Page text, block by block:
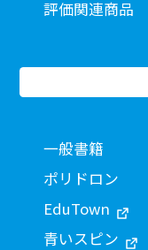
評価関連商品
一般書籍
ポリドロン
EduTown
青いスピン